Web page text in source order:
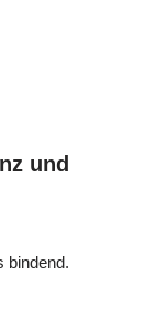
und
bindend.